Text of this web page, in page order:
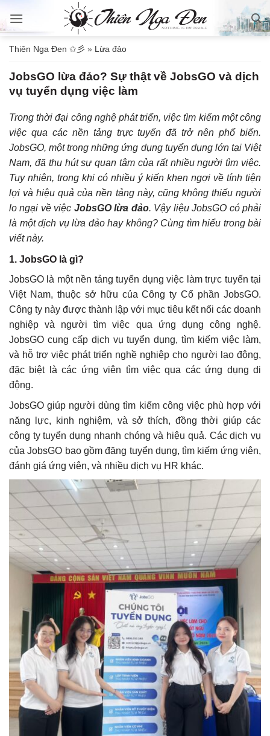
qua
dungThiên Nga Đen ✩彡 » Lừa đảo
JobsGO lừa đảo? Sự thật về JobsGO và dịch
vụ tuyển dụng việc làm
Trong thời đại công nghệ phát triển, việc tìm kiếm một công
việc qua các nền tảng trực tuyến đã trở nên phổ biến.
JobsGO, một trong những ứng dụng tuyển dụng lớn tại Việt
Nam, đã thu hút sự quan tâm của rất nhiều người tìm việc.
Tuy nhiên, trong khi có nhiều ý kiến khen ngợi về tính tiện
lợi và hiệu quả của nền tảng này, cũng không thiếu người
lo ngại về việc JobsGO lừa đảo. Vậy liệu JobsGO có phải
là một dịch vụ lừa đảo hay không? Cùng tìm hiểu trong bài
viết này.
1. JobsGO là gì?
JobsGO là một nền tảng tuyển dụng việc làm trực tuyến tại
Việt Nam, thuộc sở hữu của Công ty Cổ phần JobsGO.
Công ty này được thành lập với mục tiêu kết nối các doanh
nghiệp và người tìm việc qua ứng dụng công nghệ.
JobsGO cung cấp dịch vụ tuyển dụng, tìm kiếm việc làm,
và hỗ trợ việc phát triển nghề nghiệp cho người lao động,
đặc biệt là các ứng viên tìm việc qua các ứng dụng di
động.
JobsGO giúp người dùng tìm kiếm công việc phù hợp với
năng lực, kinh nghiệm, và sở thích, đồng thời giúp các
công ty tuyển dụng nhanh chóng và hiệu quả. Các dịch vụ
của JobsGO bao gồm đăng tuyển dụng, tìm kiếm ứng viên,
đánh giá ứng viên, và nhiều dịch vụ HR khác.